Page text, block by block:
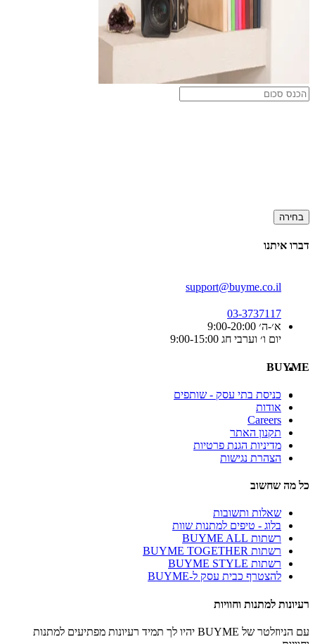
בחירה
דברו איתנו
support@buyme.co.il
03-3737117
א׳-ה׳ 9:00-20:00
יום ו׳ וערבי חג 9:00-15:00
BUYME
כניסת בתי עסק - שותפים
אודות
Careers
תקנון האתר
מדיניות הגנת פרטיות
הצהרת נגישות
כל מה שחשוב
שאלות ותשובות
בלוג - טיפים למתנות שוות
רשתות BUYME ALL
רשתות BUYME TOGETHER
רשתות BUYME STYLE
להצטרף כבית עסק ל-BUYME
רעיונות למתנות וחוויות
עם הניוזלטר של BUYME יהיו לך תמיד רעיונות מפתיעים למתנות